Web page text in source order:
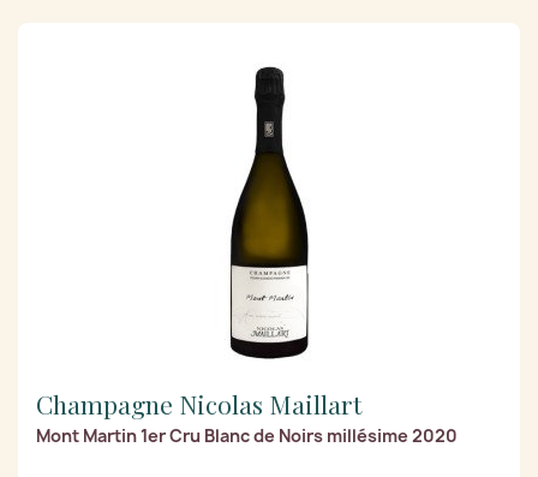
Champagne Nicolas Maillart
Mont Martin 1er Cru Blanc de Noirs millésime 2020